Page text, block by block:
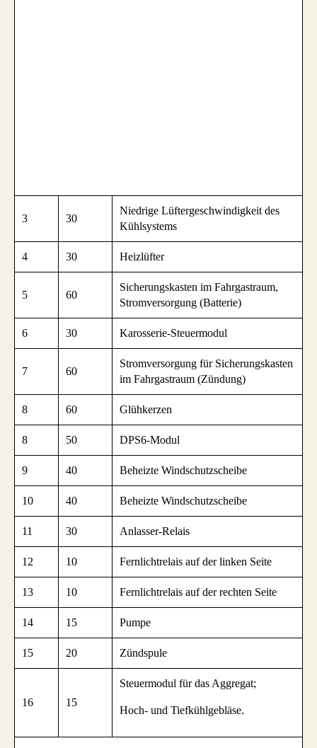
3 30
Niedrige Lüftergeschwindigkeit des
Kühlsystems
4 30 Heizlüfter
5 60
Sicherungskasten im Fahrgastraum,
Stromversorgung (Batterie)
6 30 Karosserie-Steuermodul
7 60
Stromversorgung für Sicherungskasten
im Fahrgastraum (Zündung)
8 60 Glühkerzen
8 50 DPS6-Modul
9 40 Beheizte Windschutzscheibe
10 40 Beheizte Windschutzscheibe
11 30 Anlasser-Relais
12 10 Fernlichtrelais auf der linken Seite
13 10 Fernlichtrelais auf der rechten Seite
14 15 Pumpe
15 20 Zündspule
16 15
Steuermodul für das Aggregat;
Hoch- und Tiefkühlgebläse.